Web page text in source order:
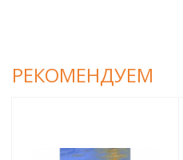
РЕКОМЕНДУЕМ